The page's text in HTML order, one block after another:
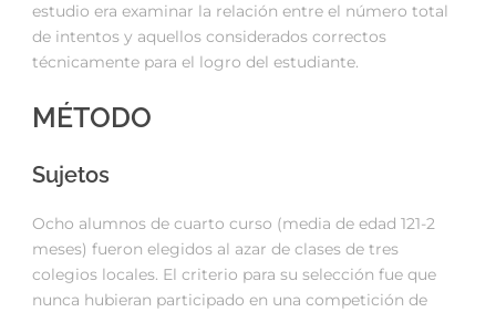
estudio era examinar la relación entre el número total
de intentos y aquellos considerados correctos
técnicamente para el logro del estudiante.
MÉTODO
Sujetos
Ocho alumnos de cuarto curso (media de edad 121-2
meses) fueron elegidos al azar de clases de tres
colegios locales. El criterio para su selección fue que
nunca hubieran participado en una competición de